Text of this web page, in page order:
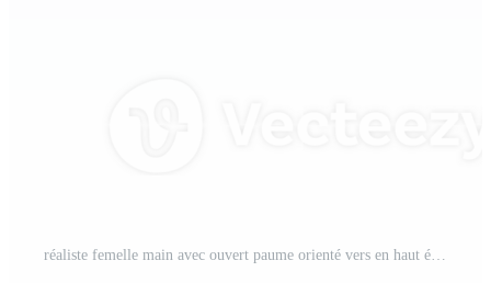
réaliste femelle main avec ouvert paume orienté vers en haut élégant geste symbole de invitation présentation ou offre isolé PNG Pro